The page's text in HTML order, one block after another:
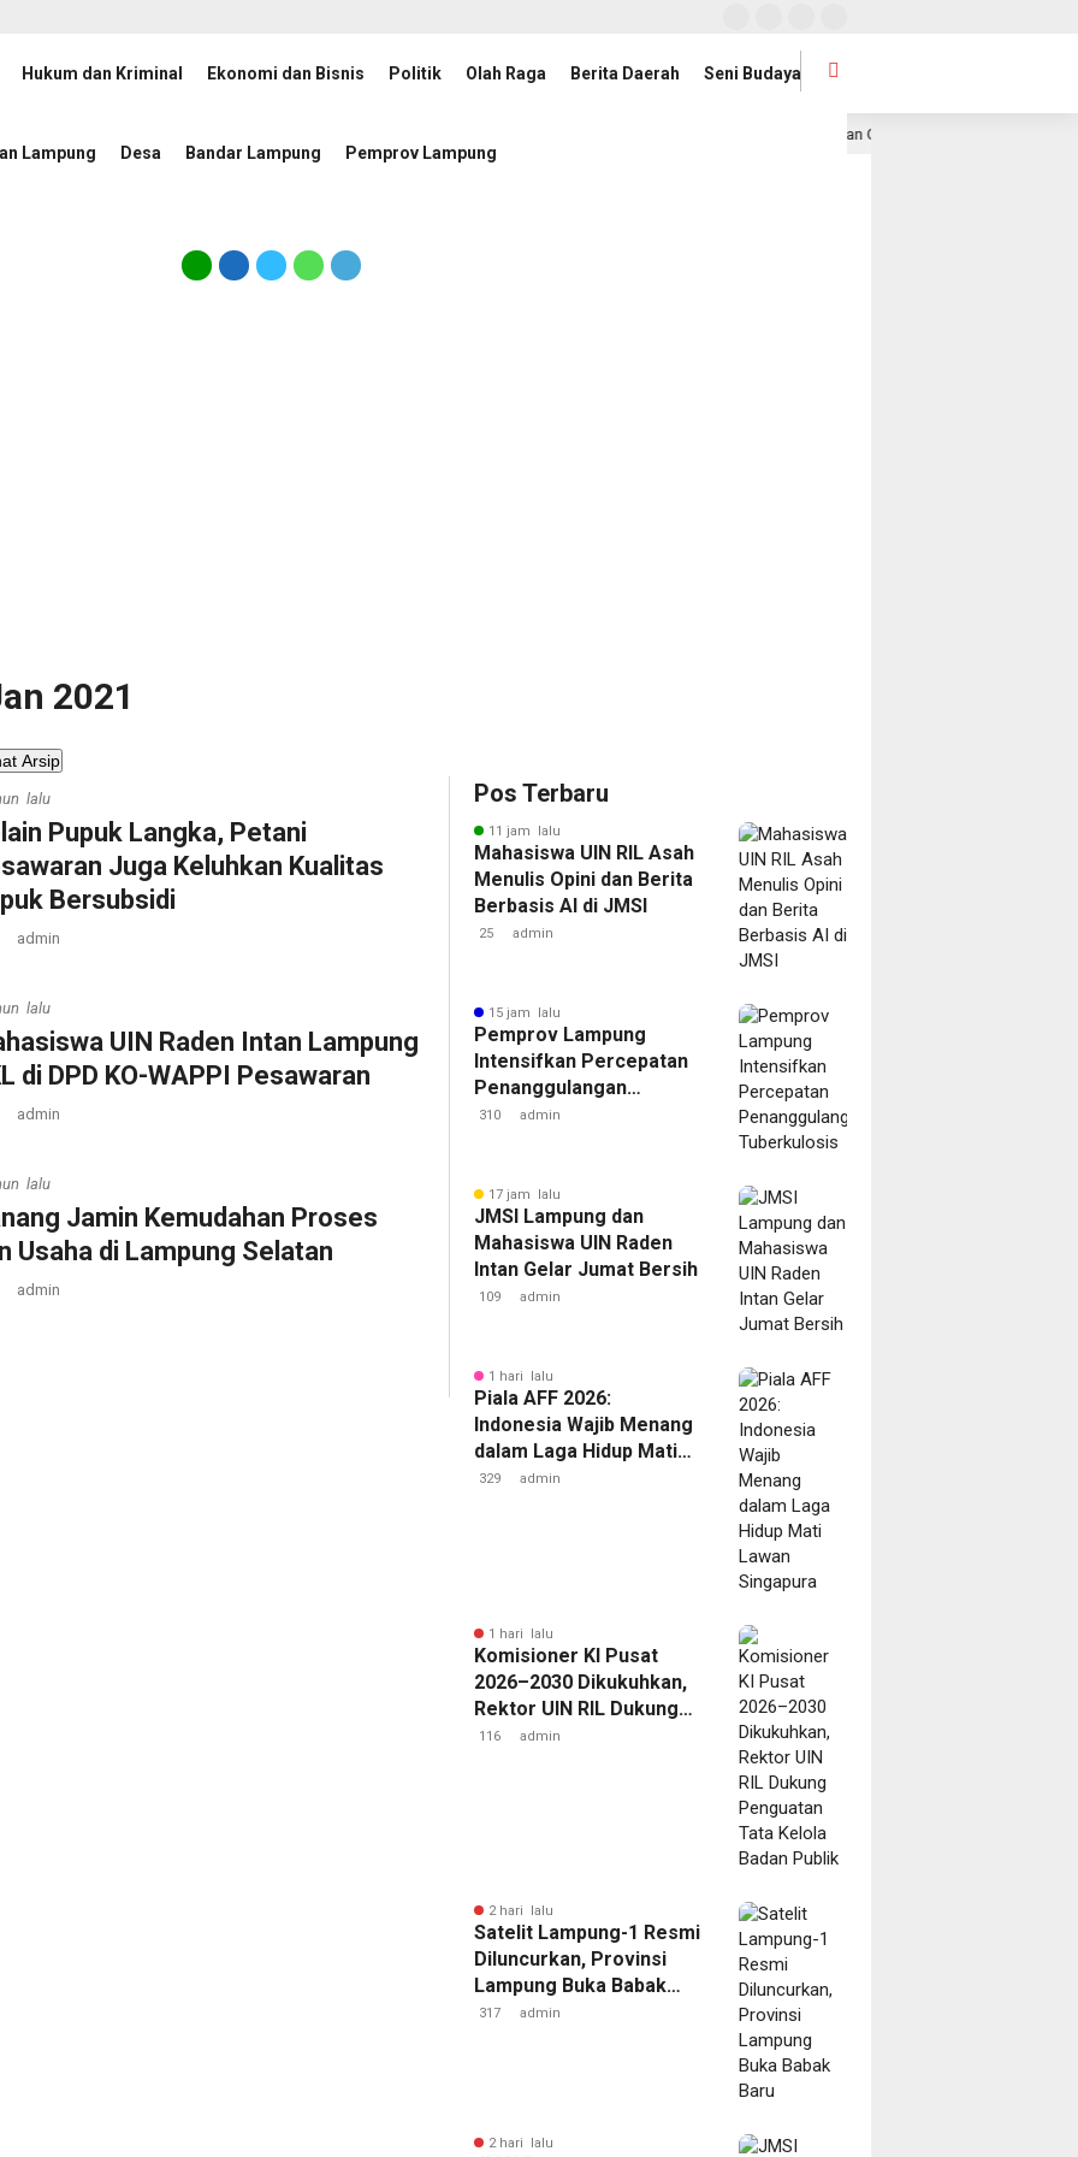
Hukum dan Kriminal Ekonomi dan Bisnis Politik Olah Raga Berita Daerah Seni Budaya
Lampung Desa Bandar Lampung Pemprov Lampung
JMSI Lampung dan Mahasiswa UIN Raden Intan Gelar Jumat Bersih
2021
Arsip
lalu
Pupuk Langka, Petani
Juga Keluhkan Kualitas
Bersubsidi
admin
lalu
UIN Raden Intan Lampung
di DPD KO-WAPPI Pesawaran
admin
lalu
Jamin Kemudahan Proses
Usaha di Lampung Selatan
admin
Pos Terbaru
11 jam lalu
Mahasiswa UIN RIL Asah
Menulis Opini dan Berita
Berbasis AI di JMSI
25 admin
15 jam lalu
Pemprov Lampung
Intensifkan Percepatan
Penanggulangan
Tuberkulosis
310 admin
17 jam lalu
JMSI Lampung dan
Mahasiswa UIN Raden
Intan Gelar Jumat Bersih
109 admin
1 hari lalu
Piala AFF 2026:
Indonesia Wajib Menang
dalam Laga Hidup Mati
Lawan Singapura
329 admin
1 hari lalu
Komisioner KI Pusat
2026–2030 Dikukuhkan,
Rektor UIN RIL Dukung
Penguatan Tata Kelola
116 admin
2 hari lalu
Satelit Lampung-1 Resmi
Diluncurkan, Provinsi
Lampung Buka Babak
Baru
317 admin
2 hari lalu